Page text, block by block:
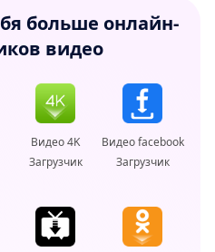
больше онлайн-
видео
Видео 4K
Загрузчик
Видео facebook
Загрузчик